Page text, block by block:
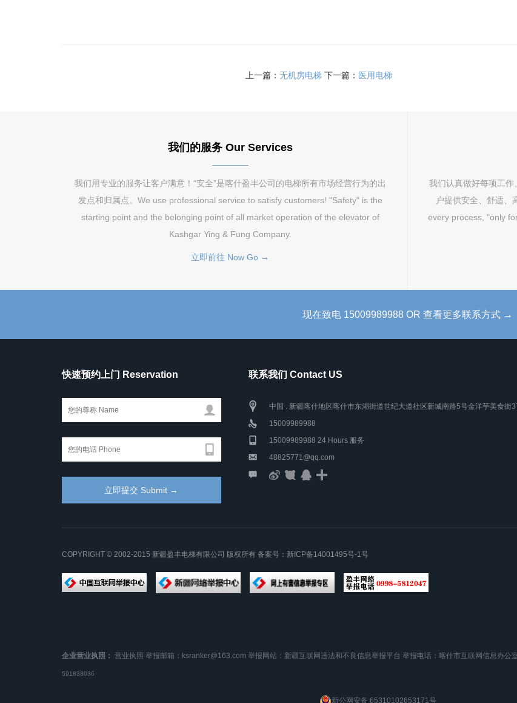
上一篇： 无机房电梯 下一篇： 医用电梯
我们的服务 Our Services
我们用专业的服务让客户满意！“安全”是喀什盈丰公司的电梯所有市场经营行为的出
发点和归属点。We use professional service to satisfy customers! "Safety" is the
starting point and the belonging point of all market operation of the elevator of
Kashgar Ying & Fung Company.
立即前往 Now Go →
我们认真做好每项工作
户提供安全、舒适、
every process, "only
现在致电 15009989988 OR 查看更多联系方式 →
快速预约上门 Reservation 联系我们 Contact US
中国 . 新疆喀什地区喀什市东湖街道世纪大道社区新城南路5号金洋芋美食街
15009989988
15009989988 24 Hours 服务
48825771@qq.com
COPYRIGHT © 2002-2015 新疆盈丰电梯有限公司 版权所有 备案号： 新ICP备14001495号-1号
企业营业执照： 营业执照 举报邮箱：ksranker@163.com 举报网站：新疆互联网违法和不良信息举报平台 举报电话：喀什市互联网信息办公
591838036
新公网安备 65310102653171号